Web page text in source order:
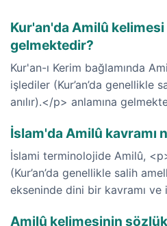
Kur'an'da Amilû kelimesi
gelmektedir?
Kur'an-ı Kerim bağlamında
işlediler (Kur’an’da genellikle
anılır).</p> anlamına
İslam'da Amilû kavramı
İslami terminolojide Amilû,
(Kur’an’da genellikle salih
ekseninde dini bir kavramı
Amilû kelimesinin